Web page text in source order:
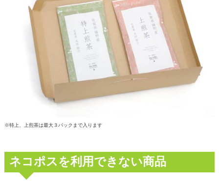
※特上、上煎茶は最大３パックまで入ります
ネコポスを利用できない商品